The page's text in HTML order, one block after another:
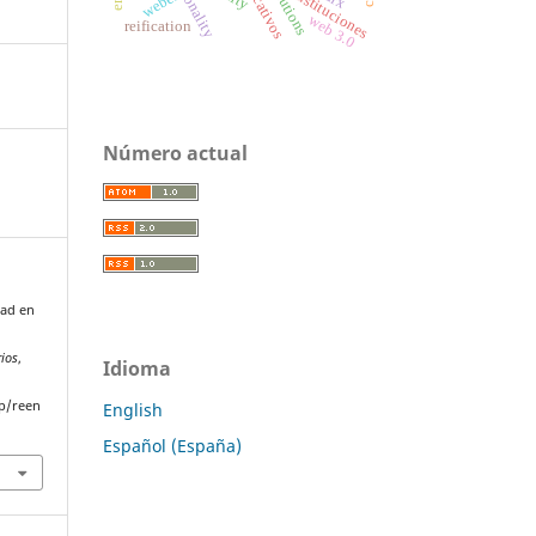
en
,
reen
instituciones
reification web 3.0
Número actual
Idioma
English
Español (España)